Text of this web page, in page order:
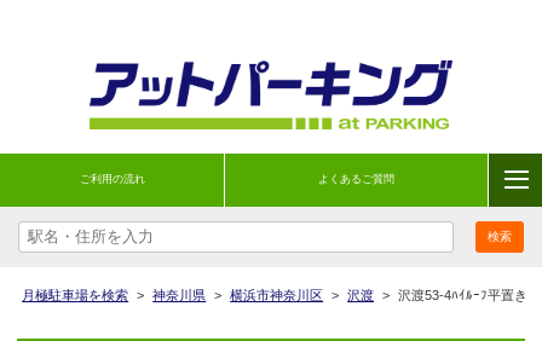
ご利用の流れ よくあるご質問
月極駐車場を検索 > 神奈川県 > 横浜市神奈川区 > 沢渡 > 沢渡53-4ﾊｲﾙｰﾌ平置き